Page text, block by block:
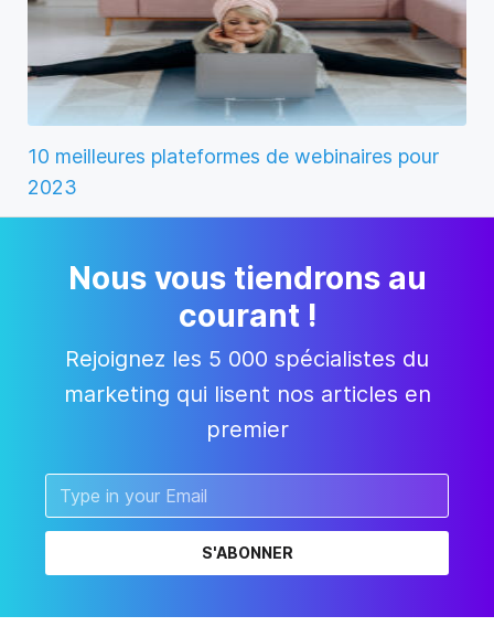
10 meilleures plateformes de webinaires pour
2023
Nous vous tiendrons au
courant !
Rejoignez les 5 000 spécialistes du
marketing qui lisent nos articles en
premier
S'ABONNER